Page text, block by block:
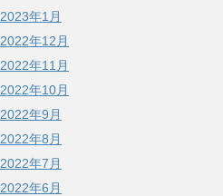
2023年1月
2022年12月
2022年11月
2022年10月
2022年9月
2022年8月
2022年7月
2022年6月